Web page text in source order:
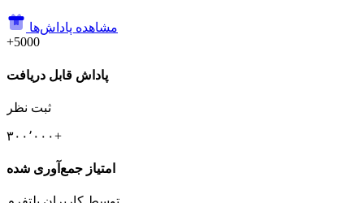
مشاهده پاداش‌ها
+5000
پاداش قابل دریافت
ثبت نظر
۳۰۰٬۰۰۰+
امتیاز جمع‌آوری شده